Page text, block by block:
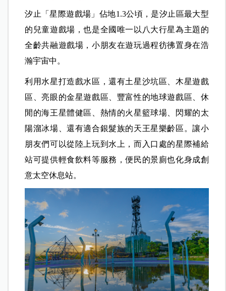
汐止「星際遊戲場」佔地1.3公頃，是汐止區最大型
的兒童遊戲場，也是全國唯一以八大行星為主題的
全齡共融遊戲場，小朋友在遊玩過程彷彿置身在浩
瀚宇宙中。
利用水星打造戲水區，還有土星沙坑區、木星遊戲
區、亮眼的金星遊戲區、豐富性的地球遊戲區、休
閒的海王星體健區、熱情的火星籃球場、閃耀的太
陽溜冰場、還有適合銀髮族的天王星樂齡區。讓小
朋友們可以從陸上玩到水上，而入口處的星際補給
站可提供輕食飲料等服務，便民的景廁也化身成創
意太空休息站。